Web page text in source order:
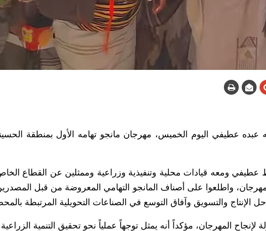
عبده عطيفي اليوم الخميس، مهرجان مانجو تهامه الأول بمنطقة
عطيفي ومعه قيادات محلية وتنفيذية وزراعية وممثلين عن القطاع
واطلعوا على أصناف المانجو التهامي المعروضة من قبل
والتسويق وآفاق التوسع في الصناعات التحويلية المرتبطة
لإنجاح المهرجان، مؤكداً أنه يمثل توجهاً عملياً نحو تحقيق التنمية